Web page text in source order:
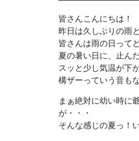
皆さんこんにちは！
昨日は久しぶりの雨
皆さんは雨の日って
夏の暑い日に、止ん
スッと少し気温が下
構ザーっていう音も
まぁ絶対に幼い時に
が・・・
そんな感じの夏っ！